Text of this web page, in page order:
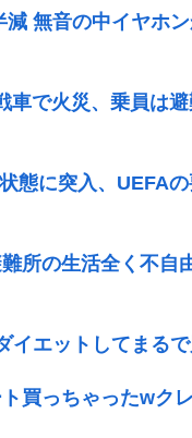
減 無音の中イヤホ
車で火災、乗員は
態に突入、UEFA
所の生活全く不自
イエットしてまる
買っちゃったwク